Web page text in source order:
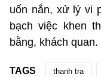
uốn nắn, xử lý vi
bạch việc khen
bằng, khách quan.
TAGS thanh tra